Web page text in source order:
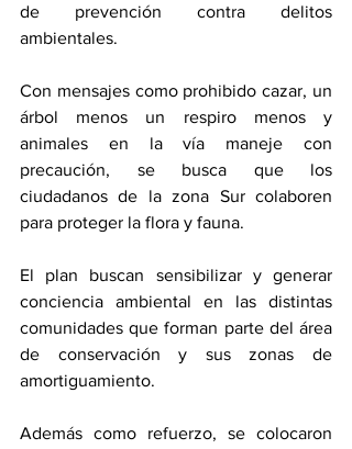
de prevención contra delitos
ambientales.
Con mensajes como prohibido cazar, un
árbol menos un respiro menos y
animales en la vía maneje con
precaución, se busca que los
ciudadanos de la zona Sur colaboren
para proteger la flora y fauna.
El plan buscan sensibilizar y generar
conciencia ambiental en las distintas
comunidades que forman parte del área
de conservación y sus zonas de
amortiguamiento.
Además como refuerzo, se colocaron